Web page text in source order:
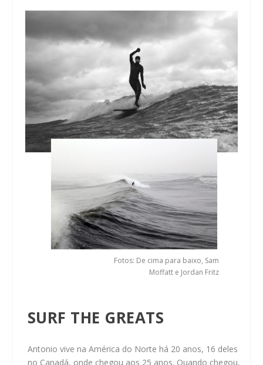
Fotos: De cima para baixo, Sam
Moffatt e Jordan Fritz
SURF THE GREATS
Antonio vive na América do Norte há 20 anos, 16 deles
no Canadá, onde chegou aos 25 anos. Quando chegou,